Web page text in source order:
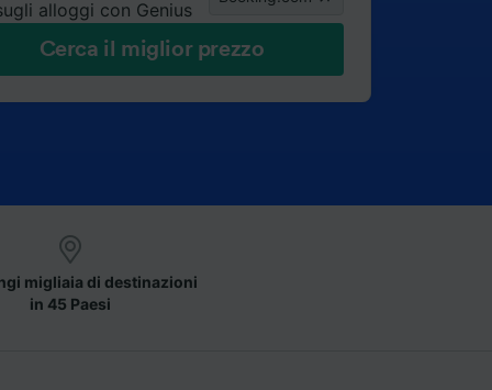
alloggi con Genius
Cerca il miglior prezzo
migliaia di destinazioni
in 45 Paesi